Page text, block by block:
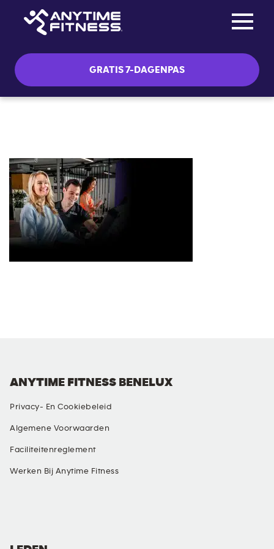
GRATIS 7-DAGENPAS
ANYTIME FITNESS BENELUX
Privacy- En Cookiebeleid
Algemene Voorwaarden
Faciliteitenreglement
Werken Bij Anytime Fitness